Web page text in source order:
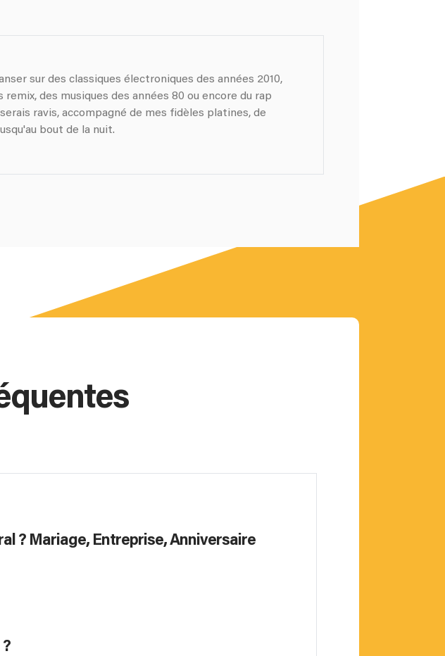
sur des classiques électroniques des années 2010,
remix, des musiques des années 80 ou encore du rap
ravis, accompagné de mes fidèles platines, de
bout de la nuit.
? Mariage, Entreprise, Anniversaire